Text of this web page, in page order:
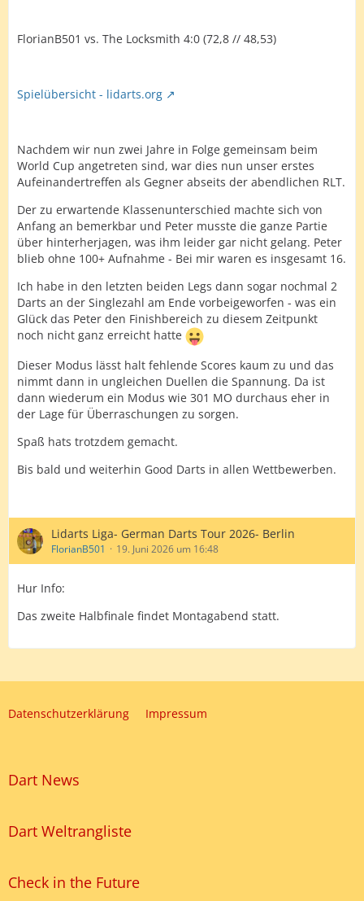
FlorianB501 vs. The Locksmith 4:0 (72,8 // 48,53)
Spielübersicht - lidarts.org
Nachdem wir nun zwei Jahre in Folge gemeinsam beim
World Cup angetreten sind, war dies nun unser erstes
Aufeinandertreffen als Gegner abseits der abendlichen RLT.
Der zu erwartende Klassenunterschied machte sich von
Anfang an bemerkbar und Peter musste die ganze Partie
über hinterherjagen, was ihm leider gar nicht gelang. Peter
blieb ohne 100+ Aufnahme - Bei mir waren es insgesamt 16.
Ich habe in den letzten beiden Legs dann sogar nochmal 2
Darts an der Singlezahl am Ende vorbeigeworfen - was ein
Glück das Peter den Finishbereich zu diesem Zeitpunkt
noch nicht ganz erreicht hatte
Dieser Modus lässt halt fehlende Scores kaum zu und das
nimmt dann in ungleichen Duellen die Spannung. Da ist
dann wiederum ein Modus wie 301 MO durchaus eher in
der Lage für Überraschungen zu sorgen.
Spaß hats trotzdem gemacht.
Bis bald und weiterhin Good Darts in allen Wettbewerben.
Lidarts Liga- German Darts Tour 2026- Berlin
FlorianB501 19. Juni 2026 um 16:48
Hur Info:
Das zweite Halbfinale findet Montagabend statt.
Datenschutzerklärung Impressum
Dart News
Dart Weltrangliste
Check in the Future